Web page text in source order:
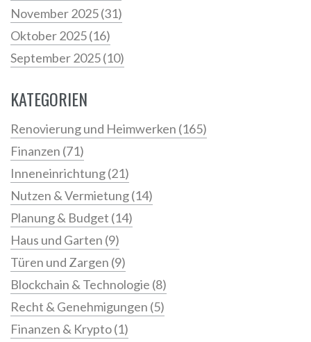
November 2025(31)
Oktober 2025(16)
September 2025(10)
KATEGORIEN
Renovierung und Heimwerken (165)
Finanzen (71)
Inneneinrichtung(21)
Nutzen & Vermietung(14)
Planung & Budget (14)
Haus und Garten (9)
Türen und Zargen (9)
Blockchain & Technologie (8)
Recht & Genehmigungen (5)
Finanzen & Krypto(1)